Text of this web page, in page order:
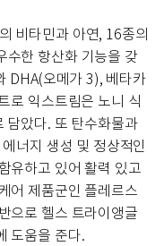
비타민과 아연, 16종의
수한 항산화 기능을 갖
DHA(오메가 3), 베타카
로 익스트림은 노니 식
담았다. 또 탄수화물과
너지 생성 및 정상적인
유하고 있어 활력 있고
어 제품군인 플레르스
으로 헬스 트라이앵글
도움을 준다.